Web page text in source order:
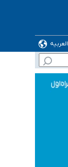
العربیه